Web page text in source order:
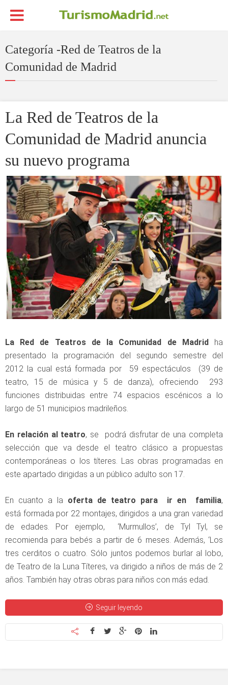
Categoría -Red de Teatros de la
Comunidad de Madrid
La Red de Teatros de la
Comunidad de Madrid anuncia
su nuevo programa
La Red de Teatros de la Comunidad de Madridha
presentado la programación del segundo semestre del
2012 la cual está formada por 59 espectáculos (39 de
teatro, 15 de música y 5 de danza), ofreciendo 293
funciones distribuidas entre 74 espacios escénicos a lo
largo de 51 municipios madrileños.
En relación al teatro, se podrá disfrutar de una completa
selección que va desde el teatro clásico a propuestas
contemporáneas o los títeres. Las obras programadas en
este apartado dirigidas a un público adulto son 17.
En cuanto a la oferta de teatro para ir en familia,
está formada por 22 montajes, dirigidos a una gran variedad
de edades. Por ejemplo, ‘Murmullos’, de Tyl Tyl, se
recomienda para bebés a partir de 6 meses. Además, ‘Los
tres cerditos o cuatro. Sólo juntos podemos burlar al lobo,
de Teatro de la Luna Títeres, va dirigido a niños de más de 2
años. También hay otras obras para niños con más edad.
Seguir leyendo